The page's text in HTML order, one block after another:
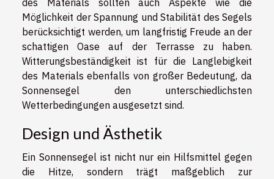
des Materials sollten auch Aspekte wie die
Möglichkeit der Spannung und Stabilität des Segels
berücksichtigt werden, um langfristig Freude an der
schattigen Oase auf der Terrasse zu haben.
Witterungsbeständigkeit ist für die Langlebigkeit
des Materials ebenfalls von großer Bedeutung, da
Sonnensegel den unterschiedlichsten
Wetterbedingungen ausgesetzt sind.
Design und Ästhetik
Ein Sonnensegel ist nicht nur ein Hilfsmittel gegen
die Hitze, sondern trägt maßgeblich zur